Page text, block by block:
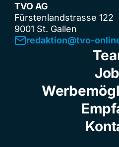
TVO AG
Fürstenlandstrasse 122
9001 St. Gallen
redaktion@tvo-